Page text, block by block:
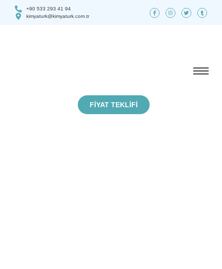
+90 533 293 41 94
kimyaturk@kimyaturk.com.tr
FIYAT TEKLIFI